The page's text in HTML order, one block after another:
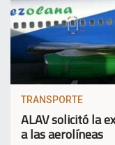
TRANSPORTE
ALAV solicitó la
a las aerolíneas